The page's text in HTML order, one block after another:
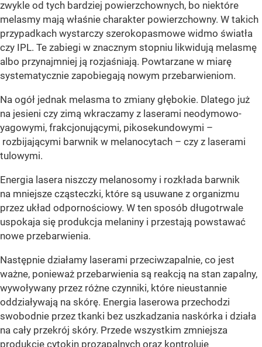
zwykle od tych bardziej powierzchownych, bo niektóre
melasmy mają właśnie charakter powierzchowny. W takich
przypadkach wystarczy szerokopasmowe widmo światła
czy IPL. Te zabiegi w znacznym stopniu likwidują melasmę
albo przynajmniej ją rozjaśniają. Powtarzane w miarę
systematycznie zapobiegają nowym przebarwieniom.
Na ogół jednak melasma to zmiany głębokie. Dlatego już
na jesieni czy zimą wkraczamy z laserami neodymowo-
yagowymi, frakcjonującymi, pikosekundowymi –
rozbijającymi barwnik w melanocytach – czy z laserami
tulowymi.
Energia lasera niszczy melanosomy i rozkłada barwnik
na mniejsze cząsteczki, które są usuwane z organizmu
przez układ odpornościowy. W ten sposób długotrwale
uspokaja się produkcja melaniny i przestają powstawać
nowe przebarwienia.
Następnie działamy laserami przeciwzapalnie, co jest
ważne, ponieważ przebarwienia są reakcją na stan zapalny,
wywoływany przez różne czynniki, które nieustannie
oddziaływają na skórę. Energia laserowa przechodzi
swobodnie przez tkanki bez uszkadzania naskórka i działa
na cały przekrój skóry. Przede wszystkim zmniejsza
produkcję cytokin prozapalnych oraz kontroluje